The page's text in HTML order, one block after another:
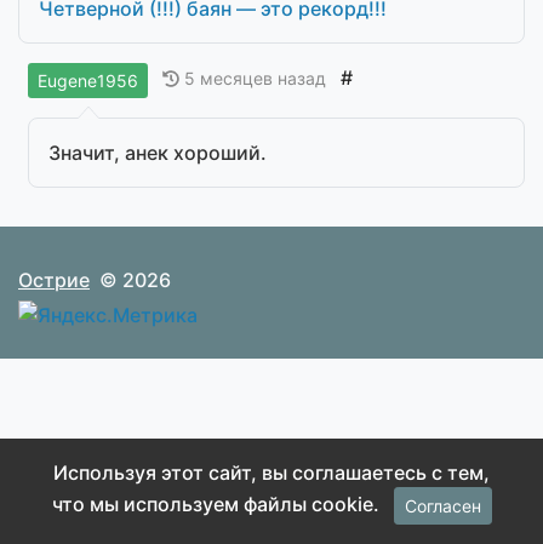
Четверной (!!!) баян — это рекорд!!!
Eugene1956 5 месяцев назад #
Значит, анек хороший.
Острие © 2026
Используя этот сайт, вы соглашаетесь с тем,
что мы используем файлы cookie.
Согласен